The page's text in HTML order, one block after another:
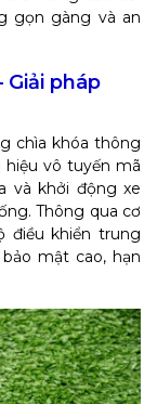
gọn gàng và an
pháp
chìa khóa thông
vô tuyến mã
và khởi động xe
Thông qua cơ
điều khiển trung
mật cao, hạn